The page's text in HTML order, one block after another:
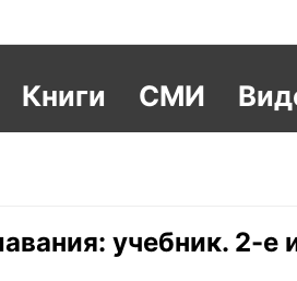
Книги СМИ
учебник. 2-е